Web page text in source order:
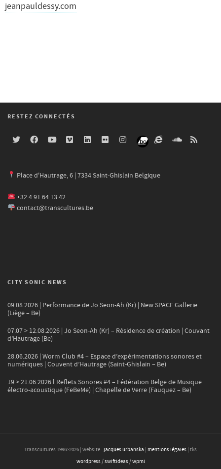
jeanpauldessy.com
RESTEZ CONNECTÉS
Place d'Hautrage, 6 | 7334 Saint-Ghislain Belgique
+32 4 91 64 13 42
contact@transcultures.be
CITY SONIC NEWS
09.08.2026 | Performance de Jo Seon-Ah (Kr) | New SPACE Gallerie
(Liège – Be)
07.07 > 12.08.2026 | Jo Seon-Ah (Kr) – Résidence de création | Couvant
d’Hautrage (Be)
28.06.2026 | Worm Club #4 – Espace d’expérimentations sonores et
numériques | Couvent d’Hautrage (Saint-Ghislain – Be)
19 > 21.06.2026 l Reflets Sonores #4 – Fédération Belge de Musique
électro-acoustique (FeBeMe) | Chapelle de Verre (Fauquez – Be)
Transcultures 1996>2026 | website : jacques urbanska mentions légales | tks
wordpress/swiftideas/wpml